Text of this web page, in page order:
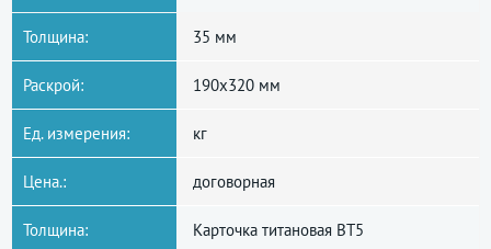
Толщина: 35 мм
Раскрой: 190x320 мм
Ед. измерения: кг
Цена.: договорная
Толщина: Карточка титановая ВТ5